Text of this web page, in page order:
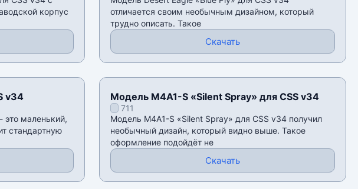
корпус
отличается своим необычным дизайном, который
трудно описать. Такое
Скачать
v34
это маленький,
стандартную
Модель M4A1-S «Silent Spray» для CSS v34
711
Модель M4A1-S «Silent Spray» для CSS v34 получил
необычный дизайн, который видно выше. Такое
оформление подойдёт не
Скачать